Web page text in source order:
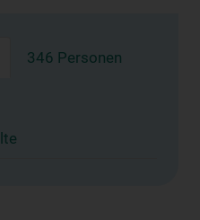
346 Personen